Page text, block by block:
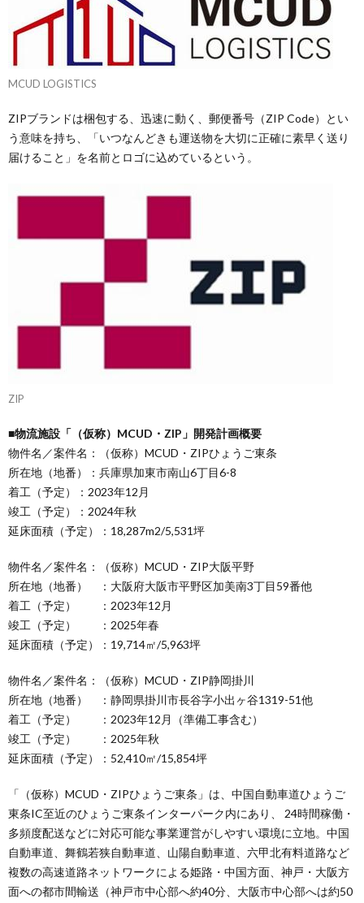
MCUD LOGISTICS
ZIPブランドは梱包する、迅速に動く、郵便番号（ZIP Code）とい
う意味を持ち、「いつなんどきも運送物を大切に正確に素早く送り
届けること」を名前とロゴに込めているという。
ZIP
■物流施設「（仮称）MCUD・ZIP」開発計画概要
物件名／案件名：（仮称）MCUD・ZIPひょうご東条
所在地（地番）：兵庫県加東市南山6丁目6-8
着工（予定）：2023年12月
竣工（予定）：2024年秋
延床面積（予定）：18,287m2/5,531坪
物件名／案件名：（仮称）MCUD・ZIP大阪平野
所在地（地番） ：大阪府大阪市平野区加美南3丁目59番他
着工（予定） ：2023年12月
竣工（予定） ：2025年春
延床面積（予定）：19,714㎡/5,963坪
物件名／案件名：（仮称）MCUD・ZIP静岡掛川
所在地（地番） ：静岡県掛川市長谷字小出ヶ谷1319-51他
着工（予定） ：2023年12月（準備工事含む）
竣工（予定） ：2025年秋
延床面積（予定）：52,410㎡/15,854坪
「（仮称）MCUD・ZIPひょうご東条」は、中国自動車道ひょうご
東条IC至近のひょうご東条インターパーク内にあり、 24時間稼働・
多頻度配送などに対応可能な事業運営がしやすい環境に立地。中国
自動車道、舞鶴若狭自動車道、山陽自動車道、六甲北有料道路など
複数の高速道路ネットワークによる姫路・中国方面、神戸・大阪方
面への都市間輸送（神戸市中心部へ約40分、大阪市中心部へは約50